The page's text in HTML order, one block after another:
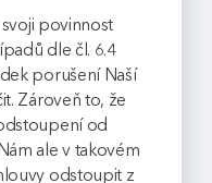
povinnost
dle čl. 6.4
porušení Naší
Zároveň to, že
od
ale v takovém
odstoupit z